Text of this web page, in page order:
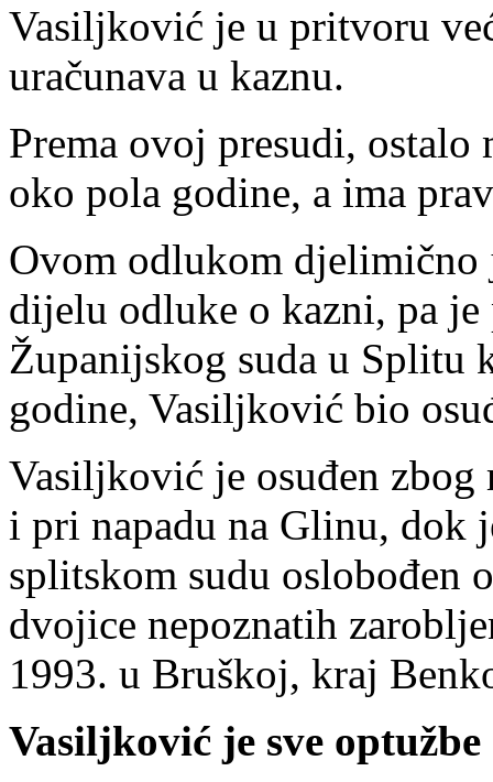
Vasiljković je u pritvoru
uračunava u kaznu.
Prema ovoj presudi, ostalo
oko pola godine, a ima
Ovom odlukom djelimično
dijelu odluke o kazni, pa je
Županijskog suda u Splitu
godine, Vasiljković bio
Vasiljković je osuđen
i pri napadu na Glinu, dok
splitskom sudu oslobođen
dvojice nepoznatih
1993. u Bruškoj, kraj
Vasiljković je sve optužbe